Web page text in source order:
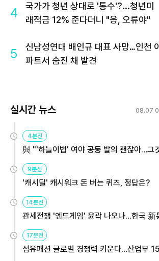
4
국가가 청년 상대로 '통수'?...청년미
래적금 12% 준다더니 "응, 오류야"
5
신남성연대 배인규 대표 사망…인천
파트서 숨진 채 발견
실시간 뉴스 08.07
4분전
與 "'하늘이법' 여야 공동 발의 괜찮아…그
9분전
'캐시딜' 캐시워크 돈 버는 퀴즈, 정답은?
14분전
관세전쟁 '엔드게임' 윤곽 나오나…한국 新
용해야
17분전
섬유패션 글로벌 경쟁력 키운다…산업부